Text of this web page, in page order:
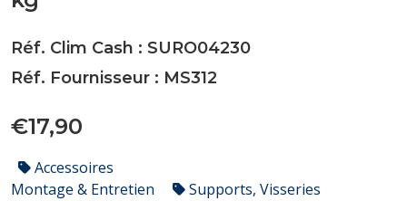
Réf. Clim Cash : SURO04230
Réf. Fournisseur : MS312
€17,90
Accessoires
Montage & Entretien
Supports, Visseries